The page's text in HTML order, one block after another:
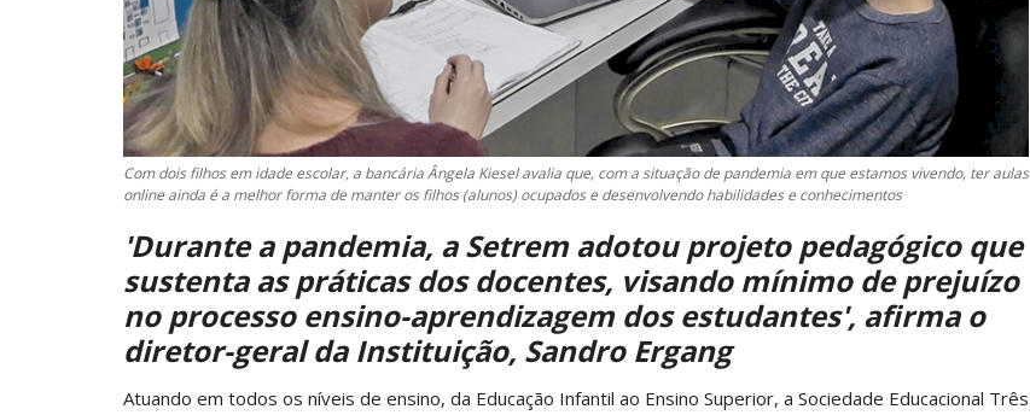
Com dois filhos em idade escolar, a bancária Ângela Kiesel avalia que, com a situação de pandemia em que estamos vivendo, ter aulas
online ainda é a melhor forma de manter os filhos (alunos) ocupados e desenvolvendo habilidades e conhecimentos
'Durante a pandemia, a Setrem adotou projeto pedagógico que
sustenta as práticas dos docentes, visando mínimo de prejuízo
no processo ensino-aprendizagem dos estudantes', afirma o
diretor-geral da Instituição, Sandro Ergang
Atuando em todos os níveis de ensino, da Educação Infantil ao Ensino Superior, a Sociedade Educacional Três